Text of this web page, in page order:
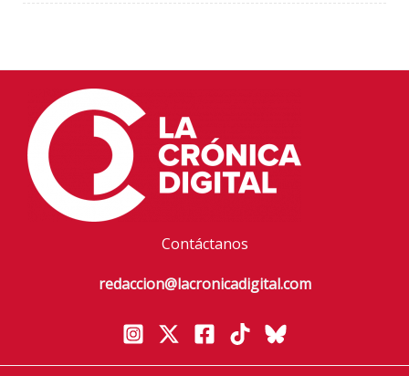
Contáctanos
redaccion@lacronicadigital.com